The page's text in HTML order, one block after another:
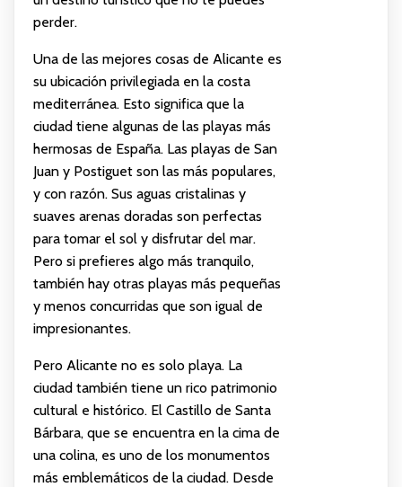
perder.
Una de las mejores cosas de Alicante es
su ubicación privilegiada en la costa
mediterránea. Esto significa que la
ciudad tiene algunas de las playas más
hermosas de España. Las playas de San
Juan y Postiguet son las más populares,
y con razón. Sus aguas cristalinas y
suaves arenas doradas son perfectas
para tomar el sol y disfrutar del mar.
Pero si prefieres algo más tranquilo,
también hay otras playas más pequeñas
y menos concurridas que son igual de
impresionantes.
Pero Alicante no es solo playa. La
ciudad también tiene un rico patrimonio
cultural e histórico. El Castillo de Santa
Bárbara, que se encuentra en la cima de
una colina, es uno de los monumentos
más emblemáticos de la ciudad. Desde